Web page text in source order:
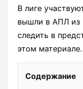
В лиге
вышли в АПЛ из
следить в
этом материале.
Содержание